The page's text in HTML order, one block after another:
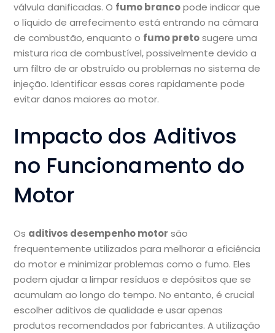
válvula danificadas. O fumo brancopode indicar que
o líquido de arrefecimento está entrando na câmara
de combustão, enquanto o fumo pretosugere uma
mistura rica de combustível, possivelmente devido a
um filtro de ar obstruído ou problemas no sistema de
injeção. Identificar essas cores rapidamente pode
evitar danos maiores ao motor.
Impacto dos Aditivos
no Funcionamento do
Motor
Os aditivos desempenho motor são
frequentemente utilizados para melhorar a eficiência
do motor e minimizar problemas como o fumo. Eles
podem ajudar a limpar resíduos e depósitos que se
acumulam ao longo do tempo. No entanto, é crucial
escolher aditivos de qualidade e usar apenas
produtos recomendados por fabricantes. A utilização